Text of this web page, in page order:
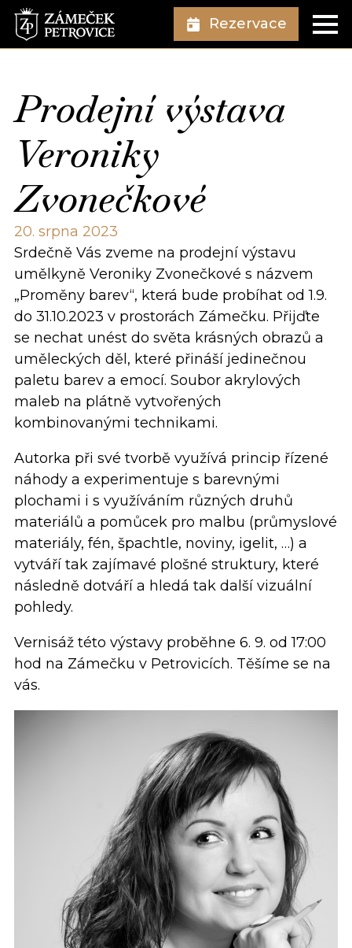
Rezervace
Prodejní výstava
Veroniky
Zvonečkové
20. srpna 2023
Srdečně Vás zveme na prodejní výstavu
umělkyně Veroniky Zvonečkové s názvem
„Proměny barev“, která bude probíhat od 1.9.
do 31.10.2023 v prostorách Zámečku. Přijďte
se nechat unést do světa krásných obrazů a
uměleckých děl, které přináší jedinečnou
paletu barev a emocí. Soubor akrylových
maleb na plátně vytvořených
kombinovanými technikami.
Autorka při své tvorbě využívá princip řízené
náhody a experimentuje s barevnými
plochami i s využíváním různých druhů
materiálů a pomůcek pro malbu (průmyslové
materiály, fén, špachtle, noviny, igelit, …) a
vytváří tak zajímavé plošné struktury, které
následně dotváří a hledá tak další vizuální
pohledy.
Vernisáž této výstavy proběhne 6. 9. od 17:00
hod na Zámečku v Petrovicích. Těšíme se na
vás.